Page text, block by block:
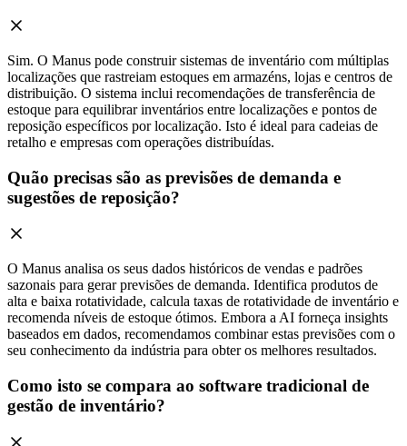
Sim. O Manus pode construir sistemas de inventário com múltiplas
localizações que rastreiam estoques em armazéns, lojas e centros de
distribuição. O sistema inclui recomendações de transferência de
estoque para equilibrar inventários entre localizações e pontos de
reposição específicos por localização. Isto é ideal para cadeias de
retalho e empresas com operações distribuídas.
Quão precisas são as previsões de demanda e
sugestões de reposição?
O Manus analisa os seus dados históricos de vendas e padrões
sazonais para gerar previsões de demanda. Identifica produtos de
alta e baixa rotatividade, calcula taxas de rotatividade de inventário e
recomenda níveis de estoque ótimos. Embora a AI forneça insights
baseados em dados, recomendamos combinar estas previsões com o
seu conhecimento da indústria para obter os melhores resultados.
Como isto se compara ao software tradicional de
gestão de inventário?